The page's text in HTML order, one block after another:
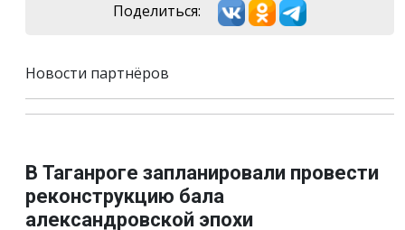
Поделиться:
Новости партнёров
В Таганроге запланировали провести
реконструкцию бала
александровской эпохи